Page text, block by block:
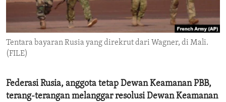
ENVIRONMENT AND HEALTH
IDEALS AND INSTITUTIONS
Tentara bayaran Rusia yang direkrut dari Wagner, di Mali.
(FILE)
Federasi Rusia, anggota tetap Dewan Keamanan PBB,
terang-terangan melanggar resolusi Dewan Keamanan